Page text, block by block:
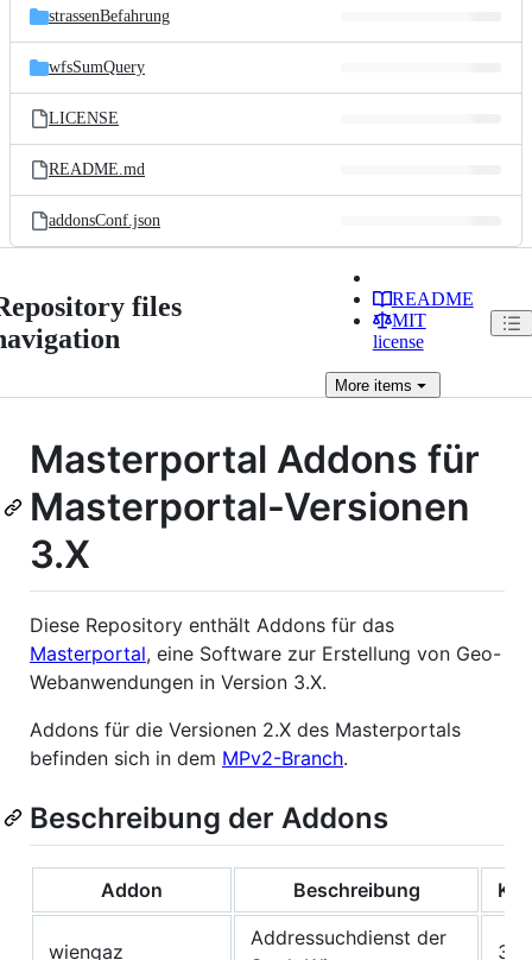
strassenBefahrung
wfsSumQuery
LICENSE
README.md
addonsConf.json
files
README
MIT
license
Moreitems
Masterportal Addons für
Masterportal-Versionen
3.X
Diese Repository enthält Addons für das
Masterportal, eine Software zur Erstellung von Geo-
Webanwendungen in Version 3.X.
Addons für die Versionen 2.X des Masterportals
befinden sich in dem MPv2-Branch.
Beschreibung der Addons
Addon Beschreibung
wiengaz
Addressuchdienst der
3.X